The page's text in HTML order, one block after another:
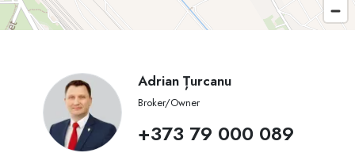
Adrian Țurcanu
Broker/Owner
+373 79 000 089